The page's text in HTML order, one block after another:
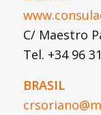
C/ Maestro
Tel. +34 96
BRASIL